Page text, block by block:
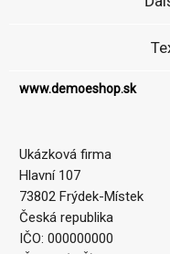
www.demoeshop.sk
Ukázková firma
Hlavní 107
73802 Frýdek-Místek
Česká republika
IČO: 000000000